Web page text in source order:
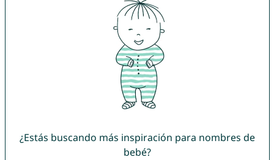
¿Estás buscando más inspiración para nombres de
bebé?